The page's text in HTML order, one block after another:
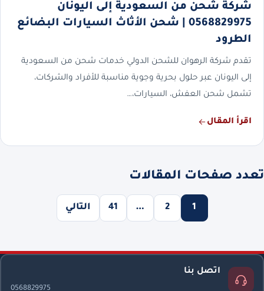
شركة شحن من السعودية إلى اليونان
0568829975 | شحن الأثاث السيارات البضائع
الطرود
تقدم شركة الرهوان للشحن الدولي خدمات شحن من السعودية
إلى اليونان عبر حلول بحرية وجوية مناسبة للأفراد والشركات،
تشمل شحن العفش، السيارات،…
اقرأ المقال
تعدد صفحات المقالات
1
2
…
41 التالي
اتصل بنا
0568829975